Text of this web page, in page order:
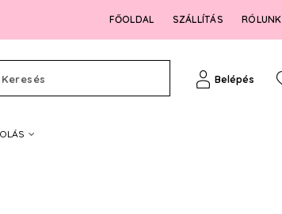
FŐOLDAL SZÁLLÍTÁS RÓLUNK
Keresés Belépés